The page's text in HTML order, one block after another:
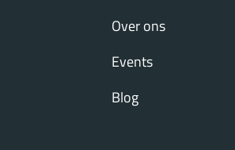
Over ons
Events
Blog